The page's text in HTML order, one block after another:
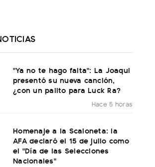
"Ya no te hago falta": La Joaqui
presentó su nueva canción,
¿con un palito para Luck Ra?
Hace 5 horas
Homenaje a la Scaloneta: la
AFA declaró el 15 de julio como
el "Día de las Selecciones
Nacionales"